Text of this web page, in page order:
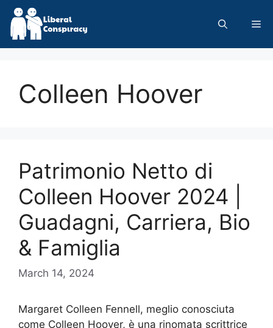
Skip
content
Colleen Hoover
Patrimonio Netto di
Colleen Hoover 2024 |
Guadagni, Carriera, Bio
& Famiglia
March 14, 2024
Margaret Colleen Fennell, meglio conosciuta
come Colleen Hoover, è una rinomata scrittrice